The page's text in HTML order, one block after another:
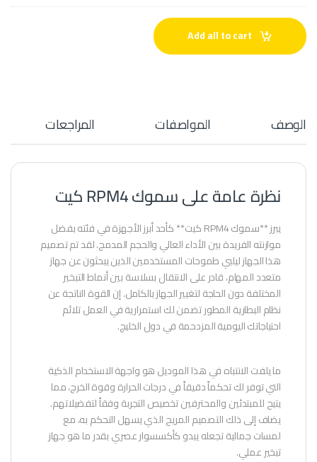
ت
ز
ر
ب
ى
ا
م
C
E
R
A
C
Add all to cart
الوصف المواصفات المراجعات
نظرة عامة على سموك RPM4 كيت
يبرز **سموك RPM4 كيت** كأحد أبرز الأجهزة في فئته بفضل
موازنته الفريدة بين الأداء العالي والحجم المدمج. لقد تم تصميم
هذا الجهاز ليلبي طموحات المستخدمين الذين يبحثون عن جهاز
متعدد المهام، قادر على الانتقال بسلاسة بين أنماط التبخير
المختلفة دون الحاجة لتغيير الجهاز بالكامل. إن القوة الناتجة عن
نظام البطارية المطور تضمن لك استمرارية في العمل تلائم
احتياجاتك اليومية المزدحمة في دول الخليج.
ما يلفت الانتباه في هذا الموديل هو واجهة الاستخدام الذكية
التي توفر لك تحكماً دقيقاً في درجات الحرارة وقوة الخرج، مما
يتيح للمبتدئين والمحترفين تخصيص التجربة وفقاً لتفضيلاتهم.
يضاف إلى ذلك التصميم المريح الذي يسهل التحكم به، مع
لمسات جمالية تجعله يبدو كأكسسوار عصري بقدر ما هو جهاز
تبخير عملي.